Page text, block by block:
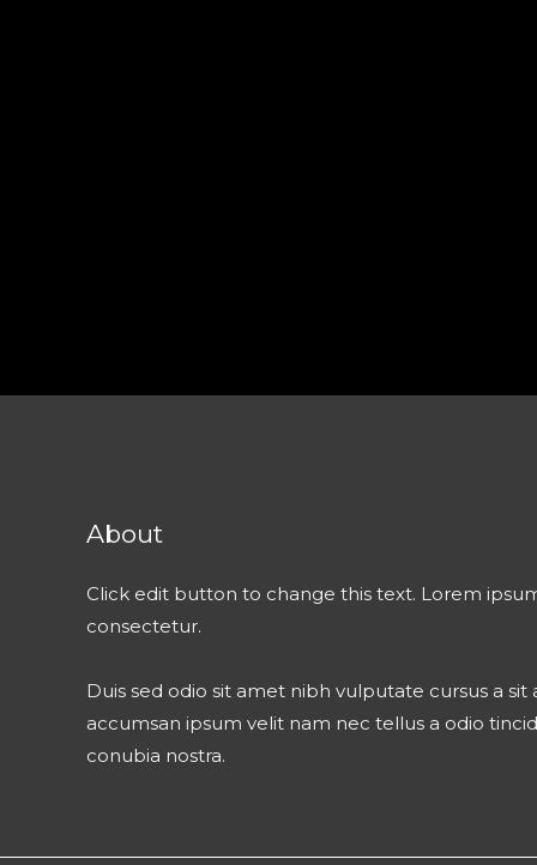
About
Click edit button to change this text. Lorem
consectetur.
Duis sed odio sit amet nibh vulputate cursus a sit
accumsan ipsum velit nam nec tellus a odio
conubia nostra.